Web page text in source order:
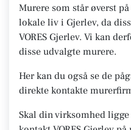
Murere som står øverst
lokale liv i Gjerlev, da
VORES Gjerlev. Vi kan
disse udvalgte murere.
Her kan du også se de
direkte kontakte
Skal din virksomhed